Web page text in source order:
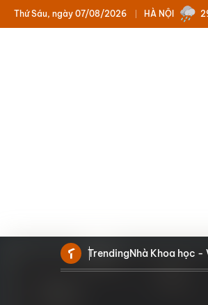
HÀ NỘI
Thứ Sáu, ngày 07/08/2026
TrendingNhà Khoa học -